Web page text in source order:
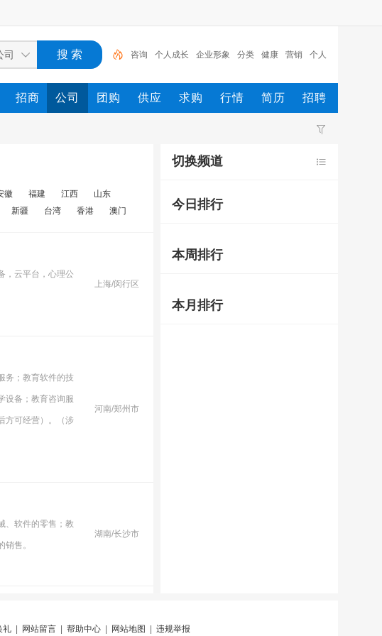
咨询 个人成长 企业形象 分类 健康 营销 个人
发展 文化 人
招商 公司 团购 供应 求购 行情 简历 招聘
徽 福建 江西
山东
新疆 台湾 香港 澳门
，云平台，心理公
上海/闵行区
务；教育软件的技
设备；教育咨询服
方可经营）。（涉
河南/郑州市
、软件的零售；教
售。
湖南/长沙市
切换频道
今日排行
本周排行
本月排行
礼 网站留言 帮助中心 网站地图 违规举报